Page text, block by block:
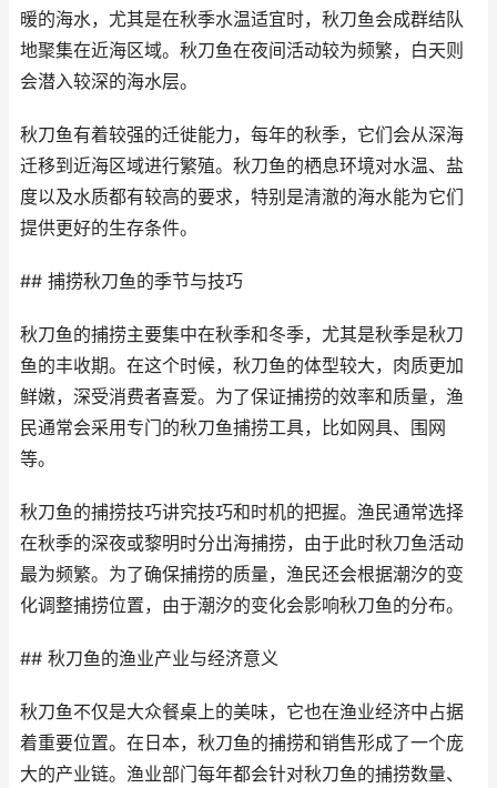
暖的海水，尤其是在秋季水温适宜时，秋刀鱼会成群结队
地聚集在近海区域。秋刀鱼在夜间活动较为频繁，白天则
会潜入较深的海水层。
秋刀鱼有着较强的迁徙能力，每年的秋季，它们会从深海
迁移到近海区域进行繁殖。秋刀鱼的栖息环境对水温、盐
度以及水质都有较高的要求，特别是清澈的海水能为它们
提供更好的生存条件。
## 捕捞秋刀鱼的季节与技巧
秋刀鱼的捕捞主要集中在秋季和冬季，尤其是秋季是秋刀
鱼的丰收期。在这个时候，秋刀鱼的体型较大，肉质更加
鲜嫩，深受消费者喜爱。为了保证捕捞的效率和质量，渔
民通常会采用专门的秋刀鱼捕捞工具，比如网具、围网
等。
秋刀鱼的捕捞技巧讲究技巧和时机的把握。渔民通常选择
在秋季的深夜或黎明时分出海捕捞，由于此时秋刀鱼活动
最为频繁。为了确保捕捞的质量，渔民还会根据潮汐的变
化调整捕捞位置，由于潮汐的变化会影响秋刀鱼的分布。
## 秋刀鱼的渔业产业与经济意义
秋刀鱼不仅是大众餐桌上的美味，它也在渔业经济中占据
着重要位置。在日本，秋刀鱼的捕捞和销售形成了一个庞
大的产业链。渔业部门每年都会针对秋刀鱼的捕捞数量、